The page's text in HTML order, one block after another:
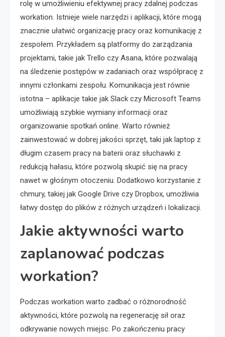
rolę w umożliwieniu efektywnej pracy zdalnej podczas
workation. Istnieje wiele narzędzi i aplikacji, które mogą
znacznie ułatwić organizację pracy oraz komunikację z
zespołem. Przykładem są platformy do zarządzania
projektami, takie jak Trello czy Asana, które pozwalają
na śledzenie postępów w zadaniach oraz współpracę z
innymi członkami zespołu. Komunikacja jest równie
istotna – aplikacje takie jak Slack czy Microsoft Teams
umożliwiają szybkie wymiany informacji oraz
organizowanie spotkań online. Warto również
zainwestować w dobrej jakości sprzęt, taki jak laptop z
długim czasem pracy na baterii oraz słuchawki z
redukcją hałasu, które pozwolą skupić się na pracy
nawet w głośnym otoczeniu. Dodatkowo korzystanie z
chmury, takiej jak Google Drive czy Dropbox, umożliwia
łatwy dostęp do plików z różnych urządzeń i lokalizacji.
Jakie aktywności warto
zaplanować podczas
workation?
Podczas workation warto zadbać o różnorodność
aktywności, które pozwolą na regenerację sił oraz
odkrywanie nowych miejsc. Po zakończeniu pracy